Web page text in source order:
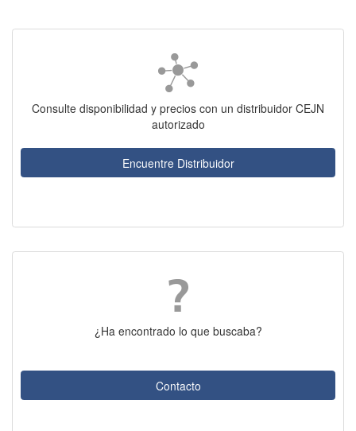
Consulte disponibilidad y precios con un distribuidor CEJN
autorizado
Encuentre Distribuidor
¿Ha encontrado lo que buscaba?
Contacto